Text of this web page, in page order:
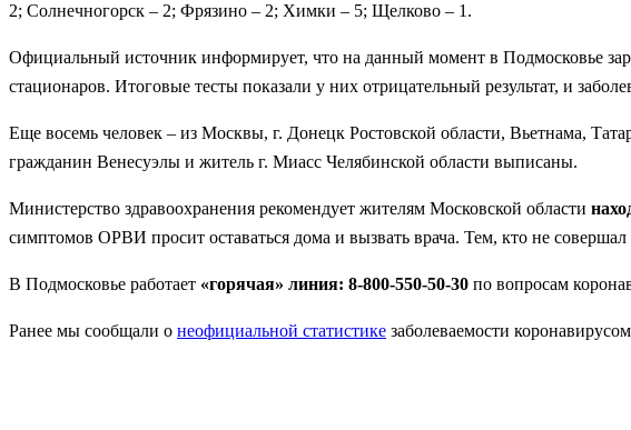
2; Солнечногорск – 2; Фрязино – 2; Химки – 5; Щелково – 1.
Официальный источник информирует, что на данный момент в Подмосковье
стационаров. Итоговые тесты показали у них отрицательный результат, и
Еще восемь человек – из Москвы, г. Донецк Ростовской области, Вьетнама,
гражданин Венесуэлы и житель г. Миасс Челябинской области выписаны.
Министерство здравоохранения рекомендует жителям Московской области
симптомов ОРВИ просит оставаться дома и вызвать врача. Тем, кто не
В Подмосковье работает «горячая» линия: 8-800-550-50-30 по вопросам
Ранее мы сообщали о неофициальной статистике заболеваемости